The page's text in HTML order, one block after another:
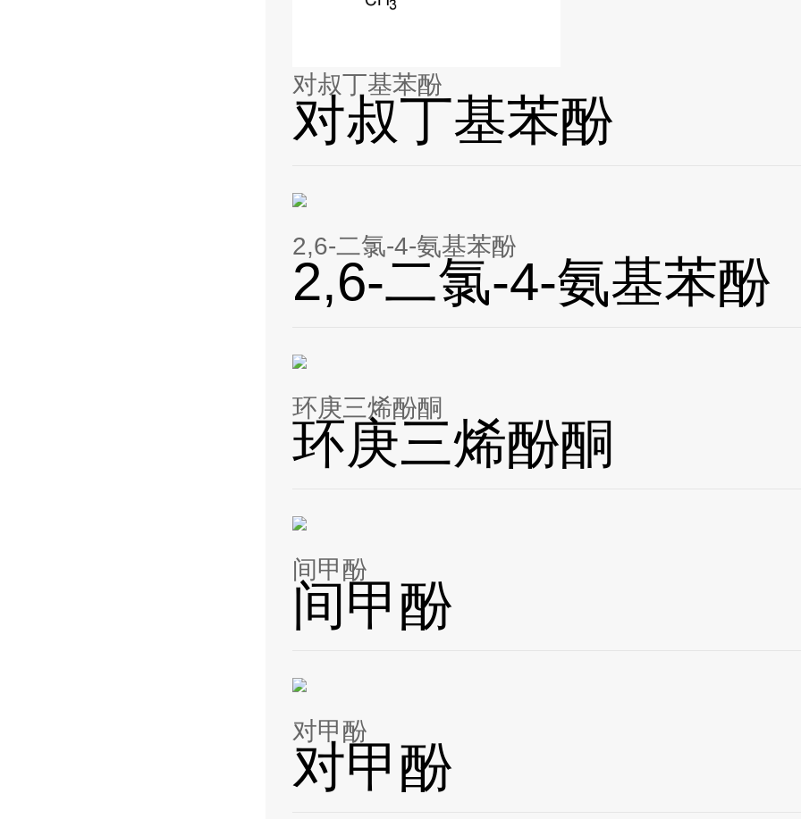
对叔丁基苯酚
对叔丁基苯酚
2,6-二氯-4-氨基苯酚
2,6-二氯-4-氨基苯酚
环庚三烯酚酮
环庚三烯酚酮
间甲酚
间甲酚
对甲酚
对甲酚